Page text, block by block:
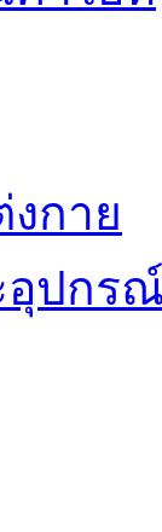
งกาย
อุปกร